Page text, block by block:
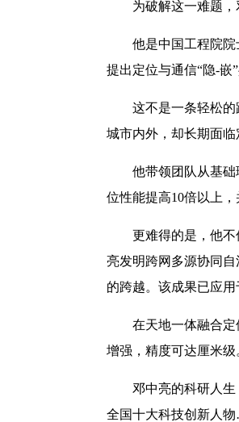
为破解这一难题，
他是中国工程院院士
提出定位与通信“隐-嵌
这不是一条轻松的路
城市内外，却长期面临
他带领团队从基础理
位性能提高10倍以上
更难得的是，他不仅
亮发明跨网多源协同
的跨越。该成果已应
在天地一体融合定位
增强，精度可达厘米
邓中亮的科研人生，
全国十大科技创新人